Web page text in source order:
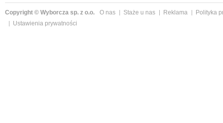
Copyright © Wyborcza sp. z o.o. O nas Staże u nas Reklama
Polityka
Ustawienia prywatności